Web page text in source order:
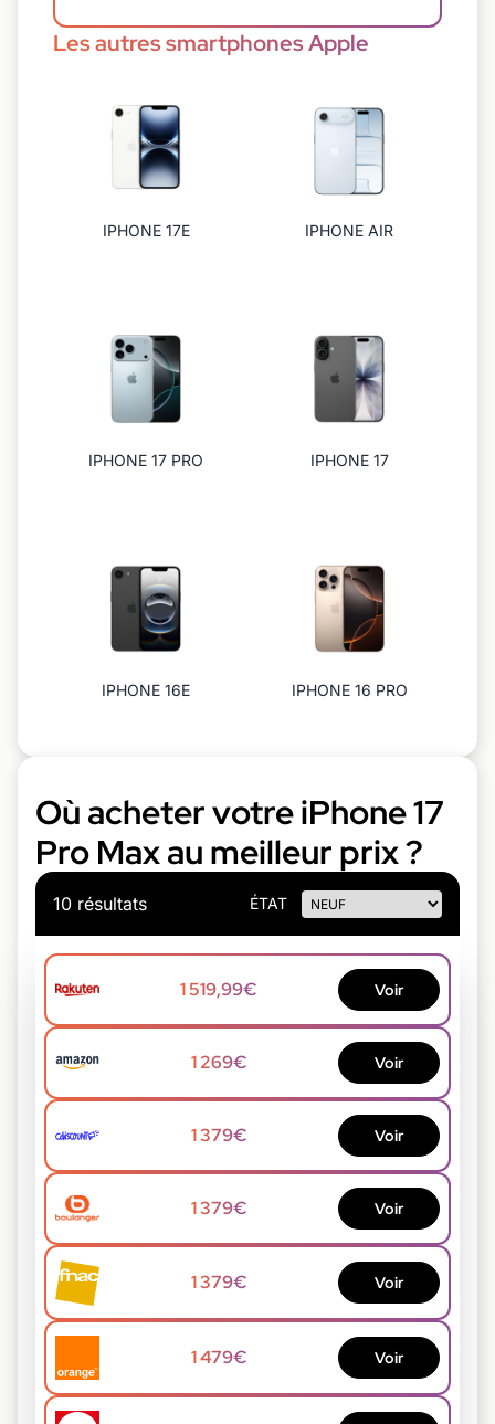
Les autres smartphones Apple
IPHONE 17E IPHONE AIR
IPHONE 17 PRO IPHONE 17
IPHONE 16E IPHONE 16 PRO
Où acheter votre iPhone 17
Pro Max au meilleur prix ?
10 résultats ÉTAT
1 519,99€ Voir
1 269€ Voir
1 379€ Voir
1 379€ Voir
1 379€ Voir
1 479€ Voir